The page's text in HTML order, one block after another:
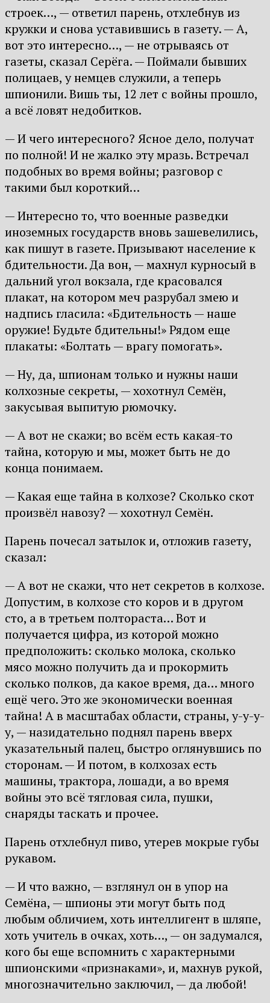
строек…, — ответил парень, отхлебнув из
кружки и снова уставившись в газету. — А,
вот это интересно…, — не отрываясь от
газеты, сказал Серёга. — Поймали бывших
полицаев, у немцев служили, а теперь
шпионили. Вишь ты, 12 лет с войны прошло,
а всё ловят недобитков.
— И чего интересного? Ясное дело, получат
по полной! И не жалко эту мразь. Встречал
подобных во время войны; разговор с
такими был короткий…
— Интересно то, что военные разведки
иноземных государств вновь зашевелились,
как пишут в газете. Призывают население к
бдительности. Да вон, — махнул курносый в
дальний угол вокзала, где красовался
плакат, на котором меч разрубал змею и
надпись гласила: «Бдительность — наше
оружие! Будьте бдительны!» Рядом еще
плакаты: «Болтать — врагу помогать».
— Ну, да, шпионам только и нужны наши
колхозные секреты, — хохотнул Семён,
закусывая выпитую рюмочку.
— А вот не скажи; во всём есть какая-то
тайна, которую и мы, может быть не до
конца понимаем.
— Какая еще тайна в колхозе? Сколько скот
произвёл навозу? — хохотнул Семён.
Парень почесал затылок и, отложив газету,
сказал:
— А вот не скажи, что нет секретов в колхозе.
Допустим, в колхозе сто коров и в другом
сто, а в третьем полтораста… Вот и
получается цифра, из которой можно
предположить: сколько молока, сколько
мясо можно получить да и прокормить
сколько полков, да какое время, да… много
ещё чего. Это же экономически военная
тайна! А в масштабах области, страны, у-у-у-
у, — назидательно поднял парень вверх
указательный палец, быстро оглянувшись по
сторонам. — И потом, в колхозах есть
машины, трактора, лошади, а во время
войны это всё тягловая сила, пушки,
снаряды таскать и прочее.
Парень отхлебнул пиво, утерев мокрые губы
рукавом.
— И что важно, — взглянул он в упор на
Семёна, — шпионы эти могут быть под
любым обличием, хоть интеллигент в шляпе,
хоть учитель в очках, хоть…, — он задумался,
кого бы еще вспомнить с характерными
шпионскими «признаками», и, махнув рукой,
многозначительно заключил, — да любой!